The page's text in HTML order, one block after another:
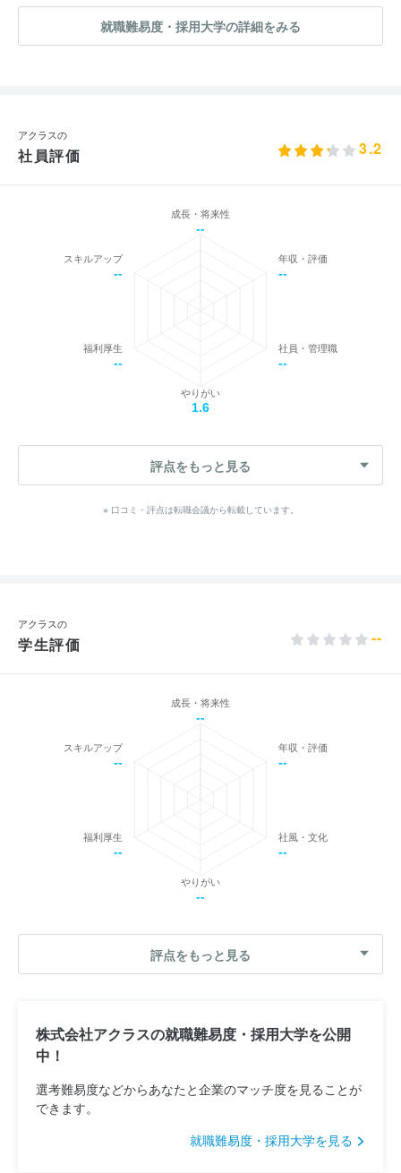
就職難易度・採用大学の詳細をみる
アクラスの
社員評価 3.2
成長・将来性
--
年収・評価
--
社員・管理職
--
やりがい
1.6
福利厚生
--
スキルアップ
--
評点をもっと見る
※ 口コミ・評点は転職会議から転載しています。
アクラスの
学生評価 --
成長・将来性
--
年収・評価
--
社風・文化
--
やりがい
--
福利厚生
--
スキルアップ
--
評点をもっと見る
株式会社アクラスの就職難易度・採用大学を公開
中！
選考難易度などからあなたと企業のマッチ度を見ることが
できます。
就職難易度・採用大学を見る